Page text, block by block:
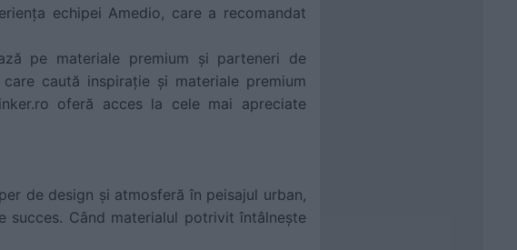
echipei Amedio, care a recomandat
pe materiale premium și parteneri de
caută inspirație și materiale premium
oferă acces la cele mai apreciate
de design și atmosferă în peisajul urban,
succes. Când materialul potrivit întâlnește